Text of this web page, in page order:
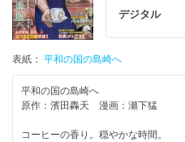
デジタル
表紙： 平和の国の島崎へ
平和の国の島崎へ
原作：濱田轟天 漫画：瀬下猛
コーヒーの香り。穏やかな時間。